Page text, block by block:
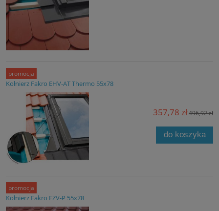
Kołnierz Fakro EHV-AT Thermo 55x78
357,78 zł496,92 zł
do koszyka
promocja
Kołnierz Fakro EZV-P 55x78
promocja